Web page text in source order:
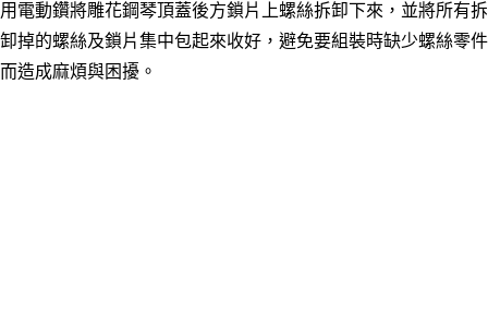
用電動鑽將雕花鋼琴頂蓋後方鎖片上螺絲拆卸下來，並將所有拆
卸掉的螺絲及鎖片集中包起來收好，避免要組裝時缺少螺絲零件
而造成麻煩與困擾。